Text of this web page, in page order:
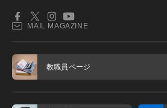
MAIL MAGAZINE
教職員ページ